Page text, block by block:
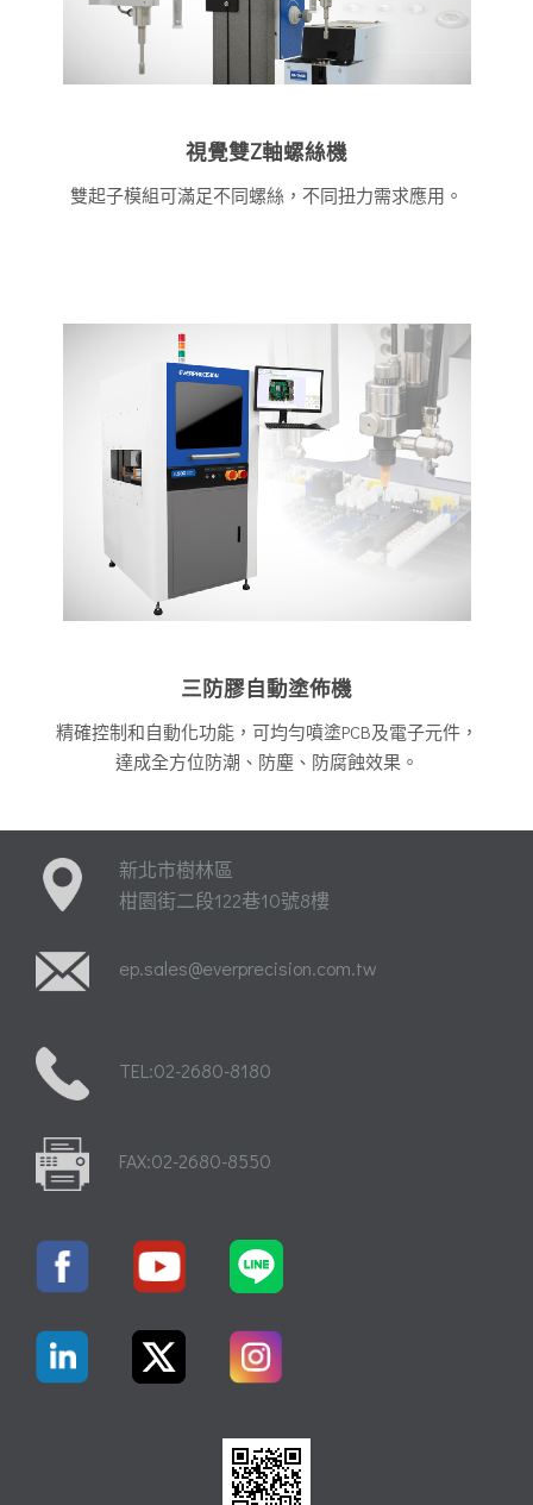
視覺雙Z軸螺絲機
雙起子模組可滿足不同螺絲，不同扭力需求應用。
三防膠自動塗佈機
精確控制和自動化功能，可均勻噴塗PCB及電子元件，
達成全方位防潮、防塵、防腐蝕效果。
新北市樹林區
柑園街二段122巷10號8樓
ep.sales@everprecision.com.tw
TEL:02-2680-8180
FAX:02-2680-8550